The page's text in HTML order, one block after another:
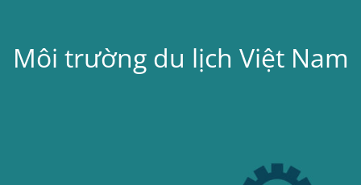
Môi trường du lịch Việt Nam